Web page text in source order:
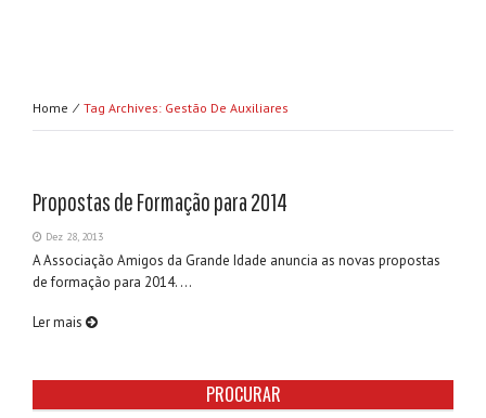
Home ⁄ Tag Archives: Gestão De Auxiliares
Propostas de Formação para 2014
Dez 28, 2013
A Associação Amigos da Grande Idade anuncia as novas propostas
de formação para 2014. ...
Ler mais
PROCURAR